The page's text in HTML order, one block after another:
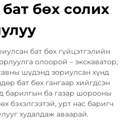
бөх солих
бат бөх гүйцэтгэлийн
олоорой – экскаватор,
шүдэнд зориулсан хүнд
бат бөх гангаар хийгдсэн
барилгын ба газар шорооны
бэхэлгээтэй, урт нас баригч
худалдаж аваарай.